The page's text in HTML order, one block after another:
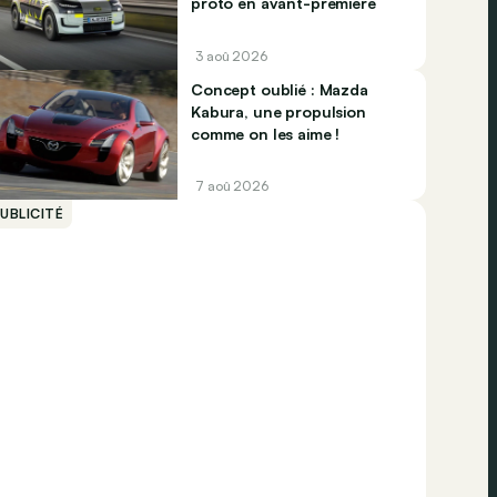
3 aoû 2026
Concept oublié : Mazda
Kabura, une propulsion
comme on les aime !
7 aoû 2026